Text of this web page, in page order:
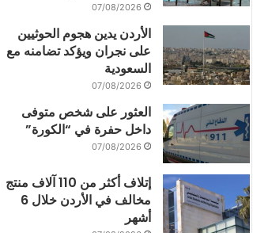
07/08/2026
الأردن يدين هجوم الحوثيين
على نجران ويؤكد تضامنه مع
السعودية
07/08/2026
العثور على شخص متوفى
داخل حفرة في “الكورة”
07/08/2026
إتلاف أكثر من 110 آلاف منتج
مخالف في الأردن خلال 6
أشهر